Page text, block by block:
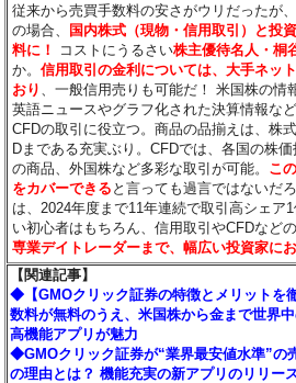
従来から売買手数料の安さがウリだったが
の場合、 国内株式（現物・信用取引）と投
料に！
コストにうるさい株主優待名人・桐
か。信用取引の金利については、大手ネッ
おり
、一般信用売りも可能だ！ 米国株の
英語ニュースやグラフ化された決算情報な
CFDの取引に役立つ。商品の品揃えは、株
Dまである充実ぶり。CFDでは、各国の株
の商品、外国株など多彩な取引が可能。 こ
をカバーできる と言っても過言ではないだ
は、2024年度まで11年連続で取引高シェア
い初心者はもちろん、信用取引やCFDなど
専業デイトレーダーまで、幅広い投資家に
【関連記事】
◆【GMOクリック証券の特徴とメリットを
数料が無料のうえ、米国株から金まで世界
高機能アプリが魅力
◆GMOクリック証券が“業界最安値水準”の
の理由とは？ 機能充実の新アプリのリリー